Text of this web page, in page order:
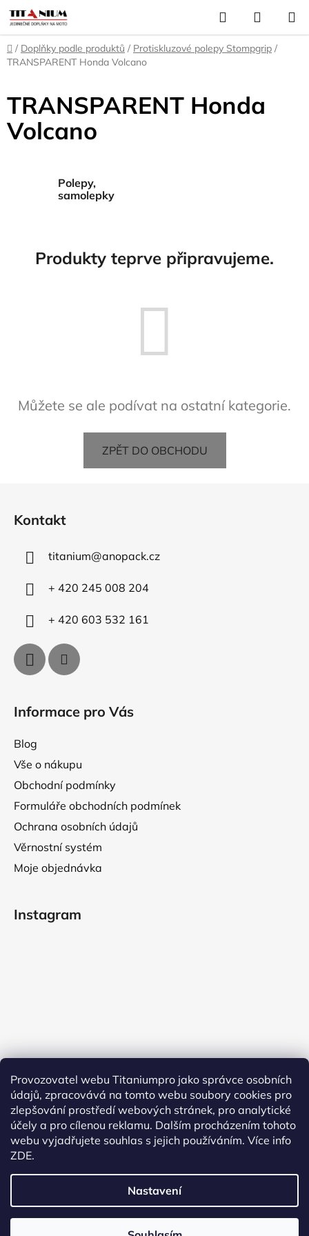
Provozovatel webu Titaniumpro jako správce osobních
údajů, zpracovává na tomto webu soubory cookies pro
zlepšování prostředí webových stránek, pro analytické
účely a pro cílenou reklamu. Dalším procházením tohoto
webu vyjadřujete souhlas s jejich používáním. Více info
ZDE.
Nastavení
Přejít
na
obsah
Hledat
KOŠÍK
Domů
/ Doplňky podle produktů / Protiskluzové polepy Stompgrip /
TRANSPARENT Honda Volcano
TRANSPARENT Honda
Volcano
Polepy,
samolepky
Produkty teprve připravujeme.
Můžete se ale podívat na ostatní kategorie.
ZPĚT DO OBCHODU
Kontakt
titanium@anopack.cz
+ 420 245 008 204
+ 420 603 532 161
Informace pro Vás
Blog
Vše o nákupu
Obchodní podmínky
Formuláře obchodních podmínek
Ochrana osobních údajů
Věrnostní systém
Moje objednávka
Instagram
Sledovat na Instagramu
Facebook
Vytvořil Shoptet